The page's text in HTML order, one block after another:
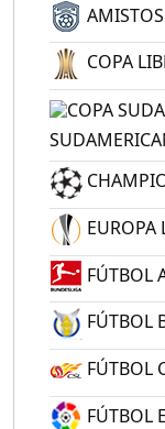
COPA
EUROPA
FÚTBOL
FÚTBOL
FÚTBOL
FÚTBOL